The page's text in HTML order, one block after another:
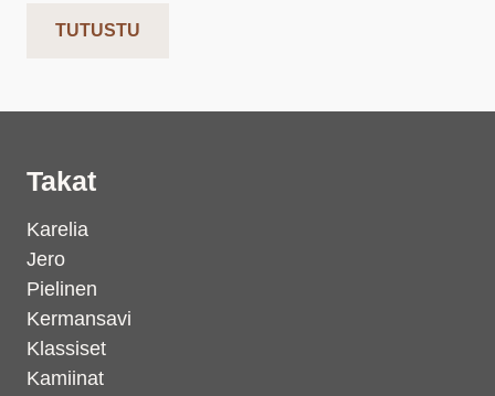
TUTUSTU
Takat
Karelia
Jero
Pielinen
Kermansavi
Klassiset
Kamiinat